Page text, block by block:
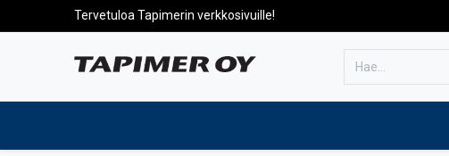
Tervetuloa Tapimerin verkkosivuille!